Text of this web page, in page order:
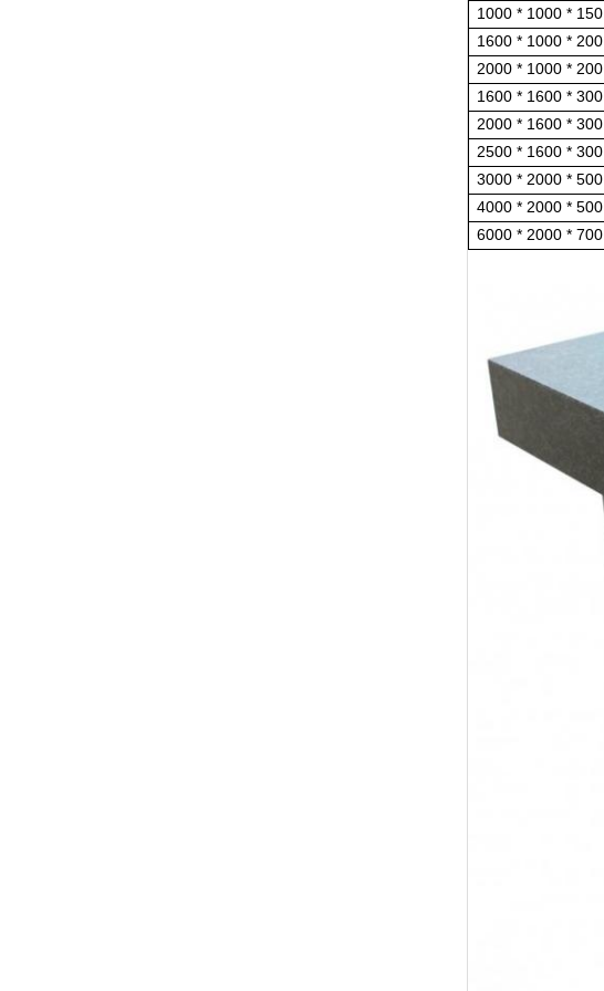
1000 * 1000 * 150
1600 * 1000 * 200
2000 * 1000 * 200
1600 * 1600 * 300
2000 * 1600 * 300
2500 * 1600 * 300
3000 * 2000 * 500
4000 * 2000 * 500
6000 * 2000 * 700